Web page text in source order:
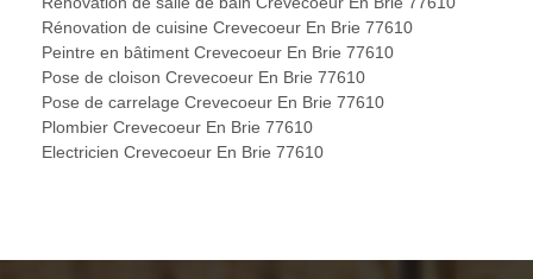
Rénovation de cuisine Crevecoeur En Brie 77610
Peintre en bâtiment Crevecoeur En Brie 77610
Pose de cloison Crevecoeur En Brie 77610
Pose de carrelage Crevecoeur En Brie 77610
Plombier Crevecoeur En Brie 77610
Electricien Crevecoeur En Brie 77610